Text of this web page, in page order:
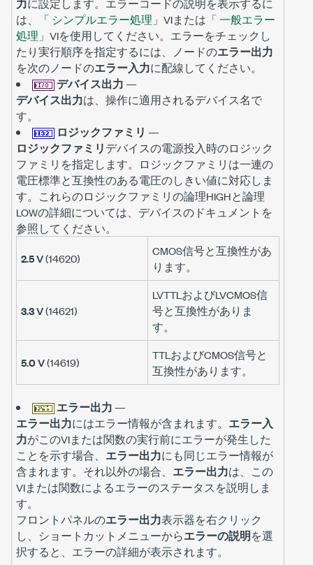
力に設定します。エラーコードの説明を表示するに
は、「 シンプルエラー処理 」VIまたは「一般エラー
処理 」VIを使用してください。エラーをチェックし
たり実行順序を指定するには、ノードのエラー出力
を次のノードのエラー入力に配線してください。
デバイス出力 —
デバイス出力は、操作に適用されるデバイス名で
す。
ロジックファミリ —
ロジックファミリデバイスの電源投入時のロジック
ファミリを指定します。ロジックファミリは一連の
電圧標準と互換性のある電圧のしきい値に対応しま
す。これらのロジックファミリの論理HIGHと論理
LOWの詳細については、デバイスのドキュメントを
参照してください。
2.5 V(14620)
CMOS信号と互換性があ
ります。
3.3 V(14621)
LVTTLおよびLVCMOS信
号と互換性がありま
す。
5.0 V(14619)
TTLおよびCMOS信号と
互換性があります。
エラー出力 —
エラー出力にはエラー情報が含まれます。 エラー入
力がこのVIまたは関数の実行前にエラーが発生した
ことを示す場合、 エラー出力にも同じエラー情報が
含まれます。それ以外の場合、 エラー出力は、この
VIまたは関数によるエラーのステータスを説明しま
す。
フロントパネルのエラー出力表示器を右クリック
し、ショートカットメニューからエラーの説明を選
択すると、エラーの詳細が表示されます。